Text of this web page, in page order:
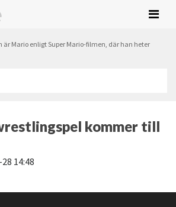
är Mario enligt Super Mario-filmen, där han heter
kommer till
14:48